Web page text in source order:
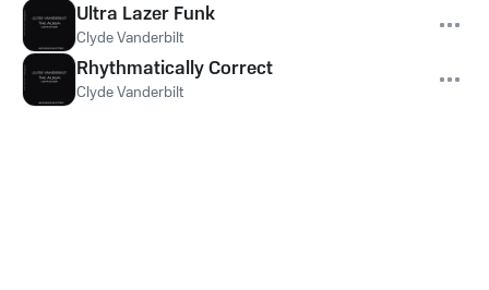
Ultra Lazer Funk
Clyde Vanderbilt
Rhythmatically Correct
Clyde Vanderbilt